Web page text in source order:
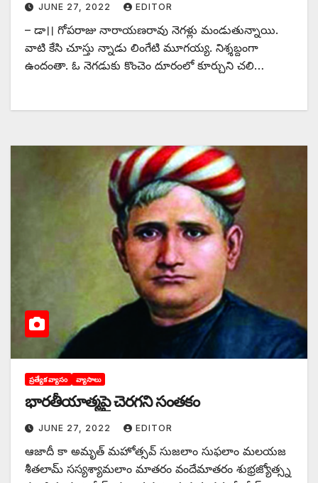
JUNE 27, 2022 EDITOR
– డా।। గోపరాజు నారాయణరావు నెగళ్లు మండుతున్నాయి.
వాటి కేసి చూస్తు న్నాడు లింగేటి మూగయ్య. నిశ్శబ్దంగా
ఉందంతా. ఓ నెగడుకు కొంచెం దూరంలో కూర్చుని చలి…
ప్రత్యేక వ్యాసం వ్యాసాలు
భారతీయాత్మపై చెరగని సంతకం
JUNE 27, 2022 EDITOR
ఆజాదీ కా అమృత్‌ ‌మహోత్సవ్‌ ‌సుజలాం సుఫలాం మలయజ
శీతలామ్‌ ‌సస్యశ్యామలాం మాతరం వందేమాతరం శుభ్రజ్యోత్స్న